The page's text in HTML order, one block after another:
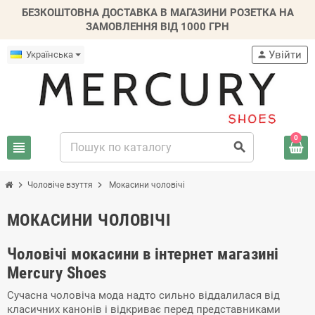
БЕЗКОШТОВНА ДОСТАВКА В МАГАЗИНИ РОЗЕТКА НА
ЗАМОВЛЕННЯ ВІД 1000 ГРН
Українська
view_headline search
person Увійти
0
chevron_right Чоловіче взуття chevron_right Mокасини чоловічі
MОКАСИНИ ЧОЛОВІЧІ
Чоловічі мокасини в інтернет магазині
Mercury Shoes
Сучасна чоловіча мода надто сильно віддалилася від
класичних канонів і відкриває перед представниками